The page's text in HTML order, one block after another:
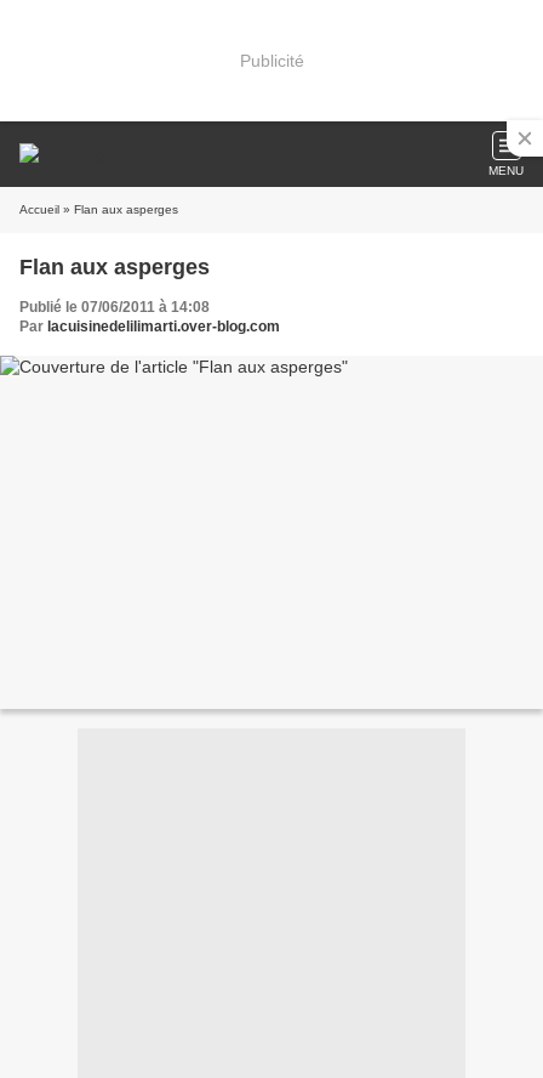
Publicité
MENU
Accueil » Flan aux asperges
Flan aux asperges
Publié le 07/06/2011 à 14:08
Par lacuisinedelilimarti.over-blog.com